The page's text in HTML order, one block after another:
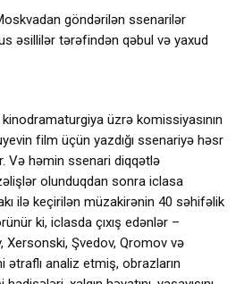
göndərilən ssenarilər
əsillilər tərəfindən qəbul və yaxud
kinodramaturgiya üzrə komissiyasının
film üçün yazdığı ssenariyə həsr
Və həmin ssenari diqqətlə
olunduqdan sonra iclasa
ilə keçirilən müzakirənin 40 səhifəlik
ki, iclasda çıxış edənlər –
Xersonski, Şvedov, Qromov və
ətraflı analiz etmiş, obrazların